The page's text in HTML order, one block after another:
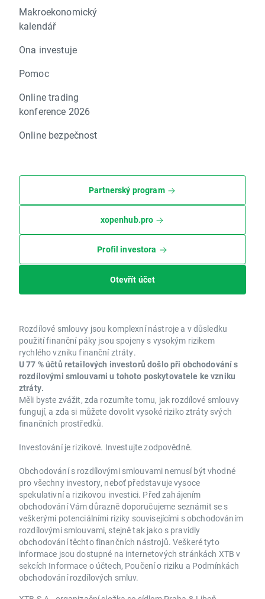
Makroekonomický
kalendář
Ona investuje
Pomoc
Online trading
konference 2026
Online bezpečnost
Partnerský program
xopenhub.pro
Profil investora
Otevřít účet
Rozdílové smlouvy jsou komplexní nástroje a v důsledku
použití finanční páky jsou spojeny s vysokým rizikem
rychlého vzniku finanční ztráty.
U 77 % účtů retailových investorů došlo při obchodování s
rozdílovými smlouvami u tohoto poskytovatele ke vzniku
ztráty.
Měli byste zvážit, zda rozumíte tomu, jak rozdílové smlouvy
fungují, a zda si můžete dovolit vysoké riziko ztráty svých
finančních prostředků.
Investování je rizikové. Investujte zodpovědně.
Obchodování s rozdílovými smlouvami nemusí být vhodné
pro všechny investory, neboť představuje vysoce
spekulativní a rizikovou investici. Před zahájením
obchodování Vám důrazně doporučujeme seznámit se s
veškerými potenciálními riziky souvisejícími s obchodováním
rozdílovými smlouvami, stejně tak jako s pravidly
obchodování těchto finančních nástrojů. Veškeré tyto
informace jsou dostupné na internetových stránkách XTB v
sekcích Informace o účtech, Poučení o riziku a Podmínkách
obchodování rozdílových smluv.